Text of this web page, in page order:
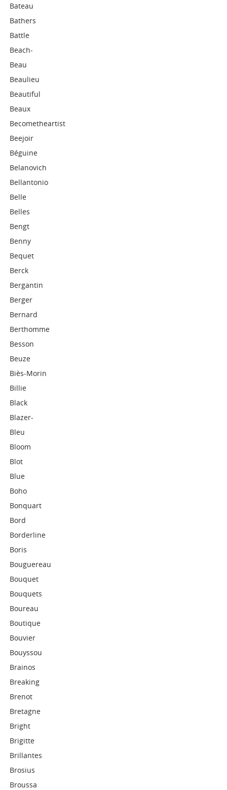
Bateau
Bathers
Battle
Beach-
Beau
Beaulieu
Beautiful
Beaux
Becometheartist
Beejoir
Béguine
Belanovich
Bellantonio
Belle
Belles
Bengt
Benny
Bequet
Berck
Bergantin
Berger
Bernard
Berthomme
Besson
Beuze
Biès-Morin
Billie
Black
Blazer-
Bleu
Bloom
Blot
Blue
Boho
Bonquart
Bord
Borderline
Boris
Bouguereau
Bouquet
Bouquets
Boureau
Boutique
Bouvier
Bouyssou
Brainos
Breaking
Brenot
Bretagne
Bright
Brigitte
Brillantes
Brosius
Broussa